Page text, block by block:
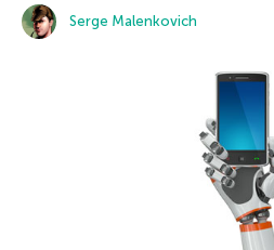
Serge Malenkovich